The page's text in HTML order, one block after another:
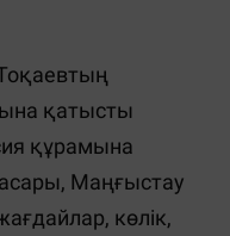
қатысты
құрамына
Маңғыстау
көлік,